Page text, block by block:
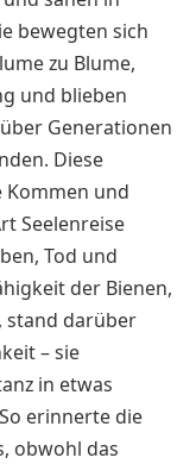
bewegten sich
zu Blume,
und blieben
Generationen
Diese
Kommen und
Seelenreise
Tod und
der Bienen,
stand darüber
– sie
in etwas
erinnerte die
obwohl das